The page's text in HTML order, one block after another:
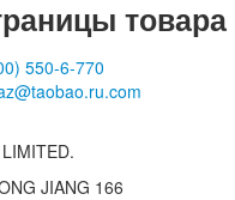
товара
550-6-770
JIANG 166